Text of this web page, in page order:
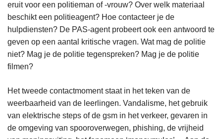
eruit voor een politieman of -vrouw? Over welk materiaal
beschikt een politieagent? Hoe contacteer je de
hulpdiensten? De PAS-agent probeert ook een antwoord te
geven op een aantal kritische vragen. Wat mag de politie
niet? Mag je de politie tegenspreken? Mag je de politie
filmen?
Het tweede contactmoment staat in het teken van de
weerbaarheid van de leerlingen. Vandalisme, het gebruik
van elektrische steps of de gsm in het verkeer, gevaren in
de omgeving van spooroverwegen, phishing, de vrijheid